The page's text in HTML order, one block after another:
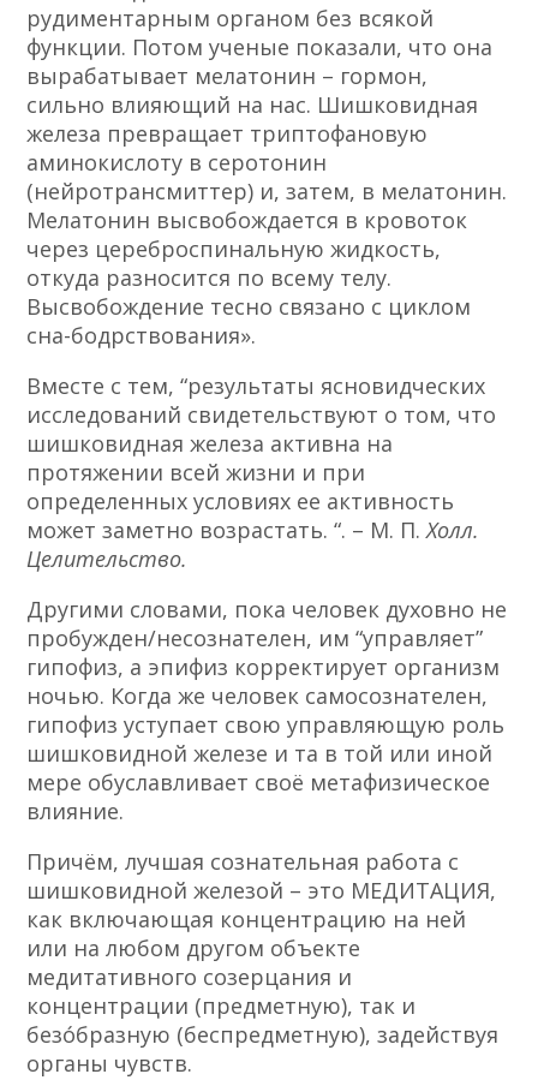
рудиментарным органом без всякой
функции. Потом ученые показали, что она
вырабатывает мелатонин – гормон,
сильно влияющий на нас. Шишковидная
железа превращает триптофановую
аминокислоту в серотонин
(нейротрансмиттер) и, затем, в мелатонин.
Мелатонин высвобождается в кровоток
через цереброспинальную жидкость,
откуда разносится по всему телу.
Высвобождение тесно связано с циклом
сна-бодрствования».
Вместе с тем, “результаты ясновидческих
исследований свидетельствуют о том, что
шишковидная железа активна на
протяжении всей жизни и при
определенных условиях ее активность
может заметно возрастать.“. – М. П.Холл.
Целительство.
Другими словами, пока человек духовно не
пробужден/несознателен, им “управляет”
гипофиз, а эпифиз корректирует организм
ночью. Когда же человек самосознателен,
гипофиз уступает свою управляющую роль
шишковидной железе и та в той или иной
мере обуславливает своё метафизическое
влияние.
Причём, лучшая сознательная работа с
шишковидной железой – это МЕДИТАЦИЯ,
как включающая концентрацию на ней
или на любом другом объекте
медитативного созерцания и
концентрации (предметную), так и
безо́бразную (беспредметную), задействуя
органы чувств.